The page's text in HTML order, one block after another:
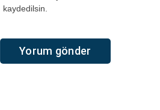
kaydedilsin.